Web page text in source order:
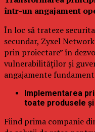
într-un angajament
În loc să trateze
secundar, Zyxel
prin proiectare” în
vulnerabilităților și
angajamente
Implementarea
toate produsele
Fiind prima companie